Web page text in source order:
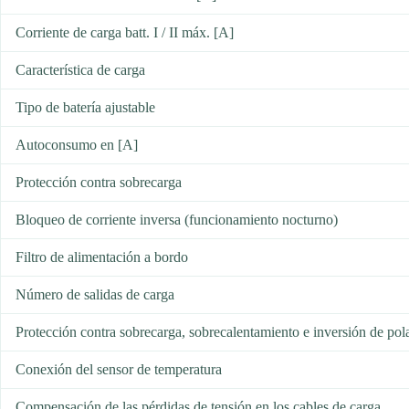
Corriente de carga batt. I / II máx. [A]
Característica de carga
Tipo de batería ajustable
Autoconsumo en [A]
Protección contra sobrecarga
Bloqueo de corriente inversa (funcionamiento nocturno)
Filtro de alimentación a bordo
Número de salidas de carga
Protección contra sobrecarga, sobrecalentamiento e inversión de
Conexión del sensor de temperatura